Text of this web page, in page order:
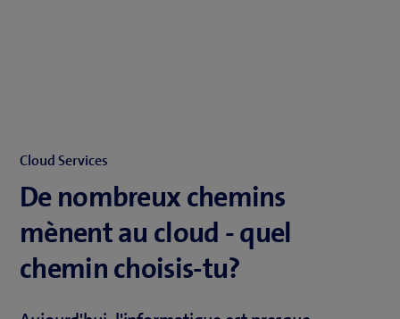
Cloud Services
De nombreux chemins
mènent au cloud - quel
chemin choisis-tu?